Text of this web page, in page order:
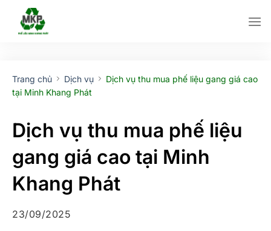
Trang chủ Dịch vụ
Dịch vụ thu mua phế liệu gang giá cao
tại Minh Khang Phát
Dịch vụ thu mua phế liệu
gang giá cao tại Minh
Khang Phát
23/09/2025